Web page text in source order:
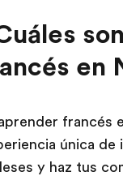
en
francés
única de
y haz tus